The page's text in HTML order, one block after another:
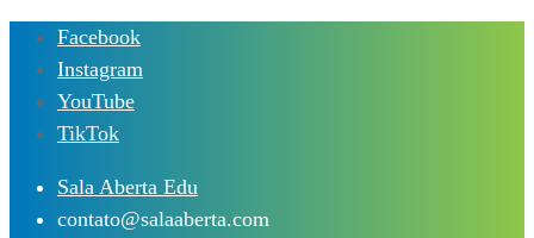
Skip
content
Facebook
Instagram
YouTube
TikTok
Sala Aberta Edu
contato@salaaberta.com